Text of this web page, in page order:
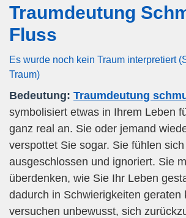
Traumdeutung
Fluss
Es wurde noch kein Traum interpretiert
Traum)
Bedeutung: Traumdeutung
symbolisiert etwas in Ihrem Leben
ganz real an. Sie oder jemand
verspottet Sie sogar. Sie fühlen
ausgeschlossen und ignoriert. Sie
überdenken, wie Sie Ihr Leben
dadurch in Schwierigkeiten geraten
versuchen unbewusst, sich